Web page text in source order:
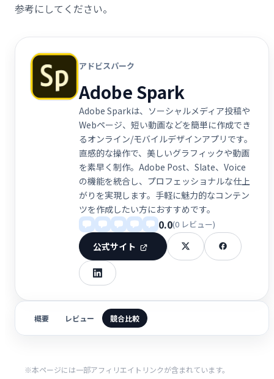
参考にしてください。
アドビスパーク
Adobe Spark
Adobe Sparkは、ソーシャルメディア投稿や
Webページ、短い動画などを簡単に作成でき
るオンライン/モバイルデザインアプリです。
直感的な操作で、美しいグラフィックや動画
を素早く制作。Adobe Post、Slate、Voice
の機能を統合し、プロフェッショナルな仕上
がりを実現します。手軽に魅力的なコンテン
ツを作成したい方におすすめです。
0.0(0 レビュー)
公式サイト
概要 レビュー 競合比較
※本ページには一部アフィリエイトリンクが含まれています。